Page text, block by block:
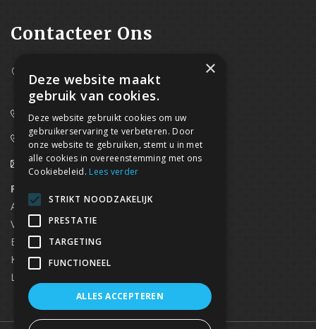
Contacteer Ons
Westpoort 37B,
2070 Zwijndrecht
0800/61 667 (24/7 bereikbaar)
03/369.60.29
info@waterdicht-vochtbestrijding.be
Regionaal contact
Antwerpen
03/369.60.29
Vlaams Brabant & Brussel
Brugge
Kortrijk
Limburg
×
Deze website maakt
gebruik van cookies.
Deze website gebruikt cookies om uw
gebruikerservaring te verbeteren. Door
onze website te gebruiken, stemt u in met
alle cookies in overeenstemming met ons
Cookiebeleid. Lees verder
STRIKT NOODZAKELIJK
PRESTATIE
TARGETING
FUNCTIONEEL
ALLES ACCEPTEREN